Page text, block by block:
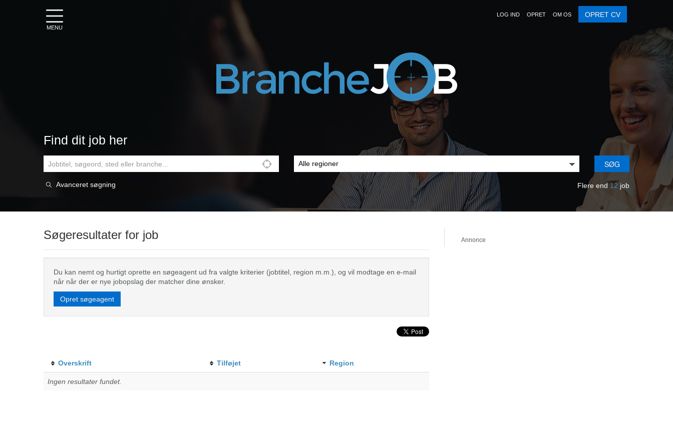
MENU
LOG IND OPRET OM OS OPRET CV
Find dit job her
SØG
Avanceret søgning Flere end 12 job
Søgeresultater for job
Du kan nemt og hurtigt oprette en søgeagent ud fra valgte kriterier (jobtitel, region m.m.), og vil modtage en e-mail
når når der er nye jobopslag der matcher dine ønsker.
Opret søgeagent
Overskrift Tilføjet Region
Ingen resultater fundet.
Annonce